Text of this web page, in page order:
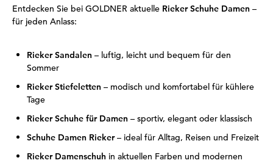
Entdecken Sie bei GOLDNER aktuelle Rieker Schuhe Damen –
für jeden Anlass:
Rieker Sandalen – luftig, leicht und bequem für den
Sommer
Rieker Stiefeletten – modisch und komfortabel für kühlere
Tage
Rieker Schuhe für Damen – sportiv, elegant oder klassisch
Schuhe Damen Rieker– ideal für Alltag, Reisen und Freizeit
Rieker Damenschuh in aktuellen Farben und modernen